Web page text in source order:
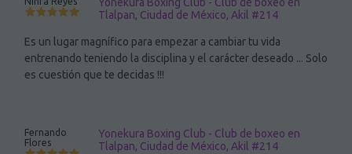
Yonekura Boxing Club - Club de boxeo en
Tlalpan, Ciudad de México, Akil #214
Es un lugar magnífico para empezar a cambiar tu vida
entrenando teniendo la disciplina y el carácter deseado ... Solo
es cuestión que te decidas !!!
Fernando
Flores
Yonekura Boxing Club - Club de boxeo en
Tlalpan, Ciudad de México, Akil #214